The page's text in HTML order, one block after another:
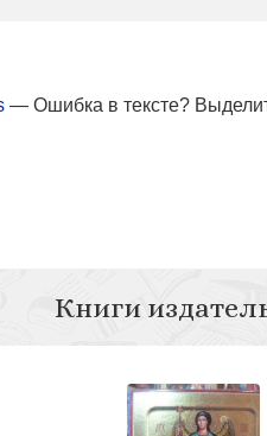
— Ошибка в тексте?
Книги